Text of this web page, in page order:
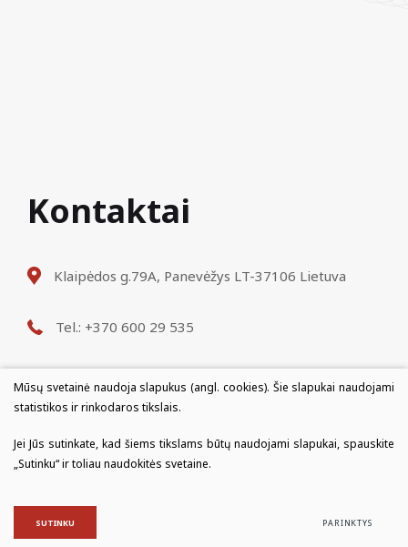
Kontaktai
Klaipėdos g.79A, Panevėžys LT-37106 Lietuva
Tel.: +370 600 29 535
El. p.: info@destinus.lt
Mūsų svetainė naudoja slapukus (angl. cookies). Šie slapukai naudojami
statistikos ir rinkodaros tikslais.
Jei Jūs sutinkate, kad šiems tikslams būtų naudojami slapukai, spauskite
„Sutinku“ ir toliau naudokitės svetaine.
SUTINKU PARINKTYS